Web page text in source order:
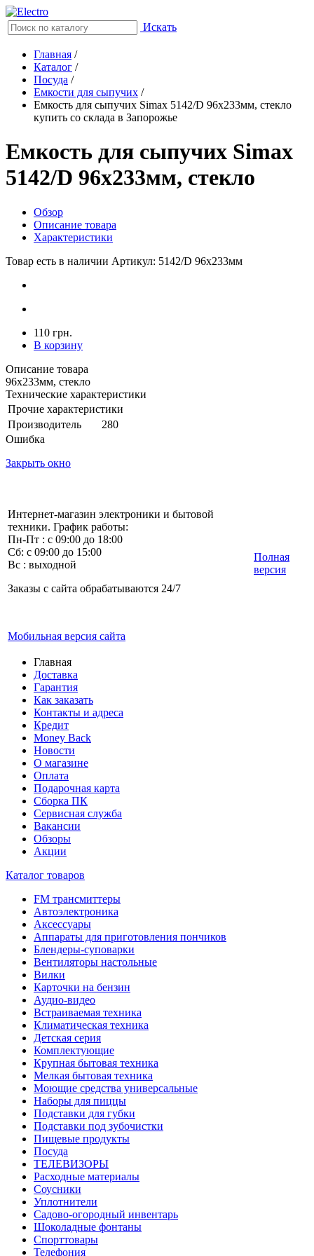
Искать
Главная /
Каталог /
Посуда /
Емкости для сыпучих /
Емкость для сыпучих Simax 5142/D 96x233мм, стекло
купить со склада в Запорожье
Емкость для сыпучих Simax
5142/D 96x233мм, стекло
Обзор
Описание товара
Характеристики
Товар есть в наличии Артикул: 5142/D 96x233мм
110 грн.
В корзину
Описание товара
96x233мм, стекло
Технические характеристики
Прочие характеристики
Производитель
280
Ошибка
Закрыть окно
Интернет-магазин электроники и бытовой
техники. График работы:
Пн-Пт : с 09:00 до 18:00
Сб: с 09:00 до 15:00
Вс : выходной
Заказы с сайта обрабатываются 24/7
Мобильная версия сайта
Полная
версия
Главная
Доставка
Гарантия
Как заказать
Контакты и адреса
Кредит
Money Back
Новости
О магазине
Оплата
Подарочная карта
Сборка ПК
Сервисная служба
Вакансии
Обзоры
Акции
Каталог товаров
FM трансмиттеры
Автоэлектроника
Аксессуары
Аппараты для приготовления пончиков
Блендеры-суповарки
Вентиляторы настольные
Вилки
Карточки на бензин
Аудио-видео
Встраиваемая техника
Климатическая техника
Детская серия
Комплектующие
Крупная бытовая техника
Мелкая бытовая техника
Моющие средства универсальные
Наборы для пиццы
Подставки для губки
Подставки под зубочистки
Пищевые продукты
Посуда
ТЕЛЕВИЗОРЫ
Расходные материалы
Соусники
Уплотнители
Садово-огородный инвентарь
Шоколадные фонтаны
Спорттовары
Телефония